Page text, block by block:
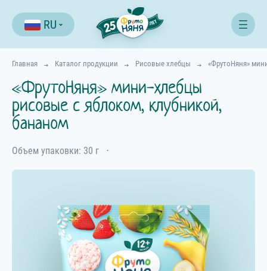
RU
Главная Каталог продукции Рисовые хлебцы «ФрутоНяня»
«ФрутоНяня» мини-хлебцы
рисовые с яблоком, клубникой,
бананом
Объем упаковки: 30 г ⋅